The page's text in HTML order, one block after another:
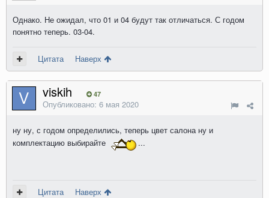
Однако. Не ожидал, что 01 и 04 будут так отличаться. С годом
понятно теперь. 03-04.
Цитата Наверх
viskih 47
Опубликовано: 6 мая 2020
ну ну, с годом определились, теперь цвет салона ну и
комплектацию выбирайте
...
Цитата Наверх